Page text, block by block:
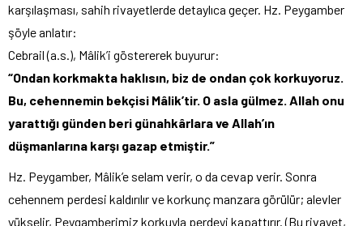
karşılaşması, sahih rivayetlerde detaylıca geçer. Hz. Peygamber
şöyle anlatır:
Cebrail (a.s.), Mâlik’i göstererek buyurur:
“Ondan korkmakta haklısın, biz de ondan çok korkuyoruz.
Bu, cehennemin bekçisi Mâlik’tir. O asla gülmez. Allah onu
yarattığı günden beri günahkârlara ve Allah’ın
düşmanlarına karşı gazap etmiştir.”
Hz. Peygamber, Mâlik’e selam verir, o da cevap verir. Sonra
cehennem perdesi kaldırılır ve korkunç manzara görülür; alevler
yükselir, Peygamberimiz korkuyla perdeyi kapattırır. (Bu rivayet,